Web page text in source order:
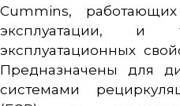
Cummins,
эксплуатации, и
эксплуатационных
Предназначены для
системами